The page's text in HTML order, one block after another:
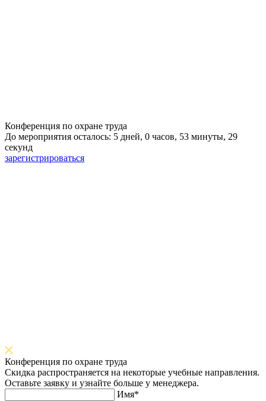
Конференция по охране труда
До мероприятия осталось: 5 дней, 0 часов, 53 минуты, 28
секунд
зарегистрироваться
Конференция по охране труда
Скидка распространяется на некоторые учебные направления.
Оставьте заявку и узнайте больше у менеджера.
Имя*